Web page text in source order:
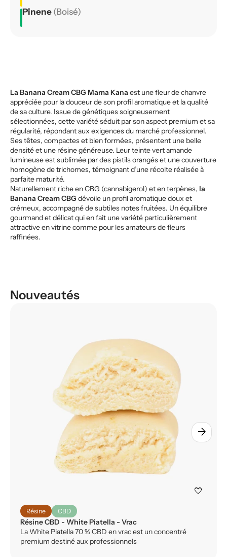
Pinene (Boisé)
La Banana Cream CBG Mama Kana est une fleur de chanvre
appréciée pour la douceur de son profil aromatique et la qualité
de sa culture. Issue de génétiques soigneusement
sélectionnées, cette variété séduit par son aspect premium et sa
régularité, répondant aux exigences du marché professionnel.
Ses têtes, compactes et bien formées, présentent une belle
densité et une résine généreuse. Leur teinte vert amande
lumineuse est sublimée par des pistils orangés et une couverture
homogène de trichomes, témoignant d’une récolte réalisée à
parfaite maturité.
Naturellement riche en CBG (cannabigerol) et en terpènes, la
Banana Cream CBG dévoile un profil aromatique doux et
crémeux, accompagné de subtiles notes fruitées. Un équilibre
gourmand et délicat qui en fait une variété particulièrement
attractive en vitrine comme pour les amateurs de fleurs
raffinées.
Nouveautés
arrow_forward
favorite
Résine CBD
Résine CBD - White Piatella - Vrac
La White Piatella 70 % CBD en vrac est un concentré
premium destiné aux professionnels